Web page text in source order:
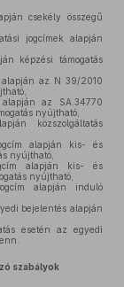
csekély összegű
jogcímek alapján
képzési támogatás
alapján az N 39/2010
alapján az SA.34770
nyújtható,
közszolgáltatás
alapján kis- és
nyújtható,
alapján kis- és
nyújtható,
alapján induló
bejelentés alapján
esetén az egyedi
szabályok